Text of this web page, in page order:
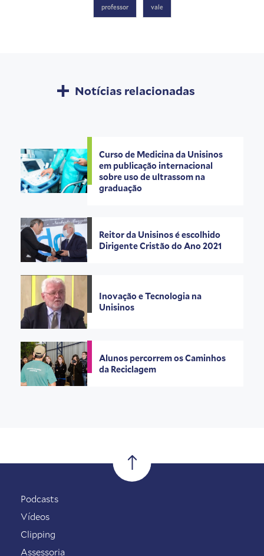
professor vale
Notícias relacionadas
Curso de Medicina da Unisinos
em publicação internacional
sobre uso de ultrassom na
graduação
Reitor da Unisinos é escolhido
Dirigente Cristão do Ano 2021
Inovação e Tecnologia na
Unisinos
Alunos percorrem os Caminhos
da Reciclagem
Podcasts
Vídeos
Clipping
Assessoria